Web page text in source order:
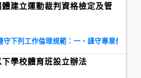
建立運動裁判資格檢定及管
守下列工作倫理規範：一、謹守專業倫理
學校體育班設立辦法